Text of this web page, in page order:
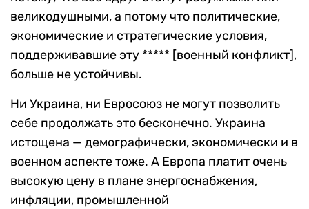
великодушными, а потому что политические,
экономические и стратегические условия,
поддерживавшие эту ***** [военный конфликт],
больше не устойчивы.
Ни Украина, ни Евросоюз не могут позволить
себе продолжать это бесконечно. Украина
истощена — демографически, экономически и в
военном аспекте тоже. А Европа платит очень
высокую цену в плане энергоснабжения,
инфляции, промышленной